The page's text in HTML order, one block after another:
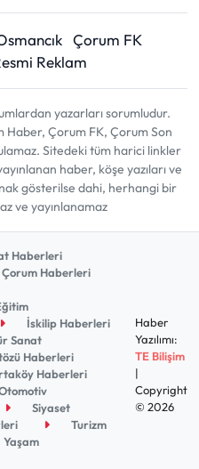
Çorum FK
Reklam
yazarları sorumludur.
Haber, Çorum FK, Çorum Son
Sitedeki tüm harici linkler
haber, köşe yazıları ve
gösterilse dahi, herhangi bir
ve yayınlanamaz
Haberleri
Çorum Haberleri
İskilip Haberleri
Sanat
Haberleri
Haberleri
Siyaset
Turizm
Yaşam
Haber
Yazılımı:
TE Bilişim
|
Copyright
© 2026